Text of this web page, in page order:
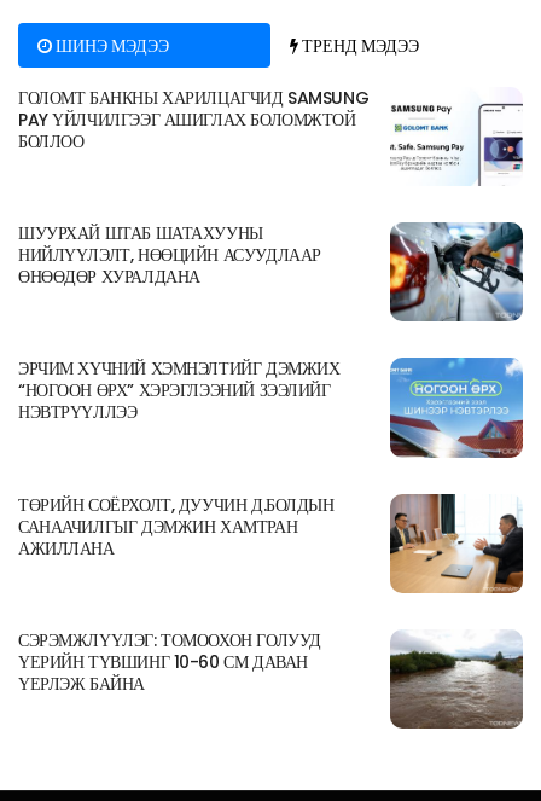
ШИНЭ МЭДЭЭ ТРЕНД МЭДЭЭ
ГОЛОМТ БАНКНЫ ХАРИЛЦАГЧИД SAMSUNG
PAY ҮЙЛЧИЛГЭЭГ АШИГЛАХ БОЛОМЖТОЙ
БОЛЛОО
ШУУРХАЙ ШТАБ ШАТАХУУНЫ
НИЙЛҮҮЛЭЛТ, НӨӨЦИЙН АСУУДЛААР
ӨНӨӨДӨР ХУРАЛДАНА
ЭРЧИМ ХҮЧНИЙ ХЭМНЭЛТИЙГ ДЭМЖИХ
“НОГООН ӨРХ” ХЭРЭГЛЭЭНИЙ ЗЭЭЛИЙГ
НЭВТРҮҮЛЛЭЭ
ТӨРИЙН СОЁРХОЛТ, ДУУЧИН Д.БОЛДЫН
САНААЧИЛГЫГ ДЭМЖИН ХАМТРАН
АЖИЛЛАНА
СЭРЭМЖЛҮҮЛЭГ: ТОМООХОН ГОЛУУД
ҮЕРИЙН ТҮВШИНГ 10-60 СМ ДАВАН
ҮЕРЛЭЖ БАЙНА